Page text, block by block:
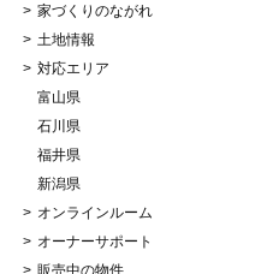
家づくりのながれ
土地情報
対応エリア
富山県
石川県
福井県
新潟県
オンラインルーム
オーナーサポート
販売中の物件